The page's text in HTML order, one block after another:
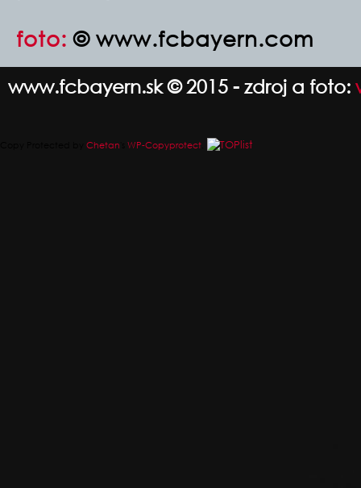
foto:© www.fcbayern.com
www.fcbayern.sk © 2015 - zdroj a foto:
Chetan WP-Copyprotect